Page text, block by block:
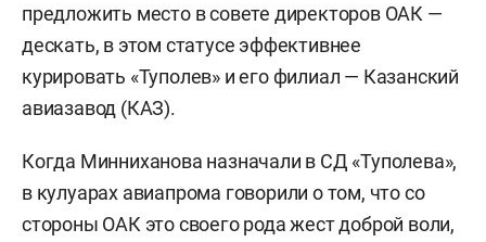
предложить место в совете директоров ОАК —
дескать, в этом статусе эффективнее
курировать «Туполев» и его филиал — Казанский
авиазавод (КАЗ).
Когда Минниханова назначали в СД «Туполева»,
в кулуарах авиапрома говорили о том, что со
стороны ОАК это своего рода жест доброй воли,